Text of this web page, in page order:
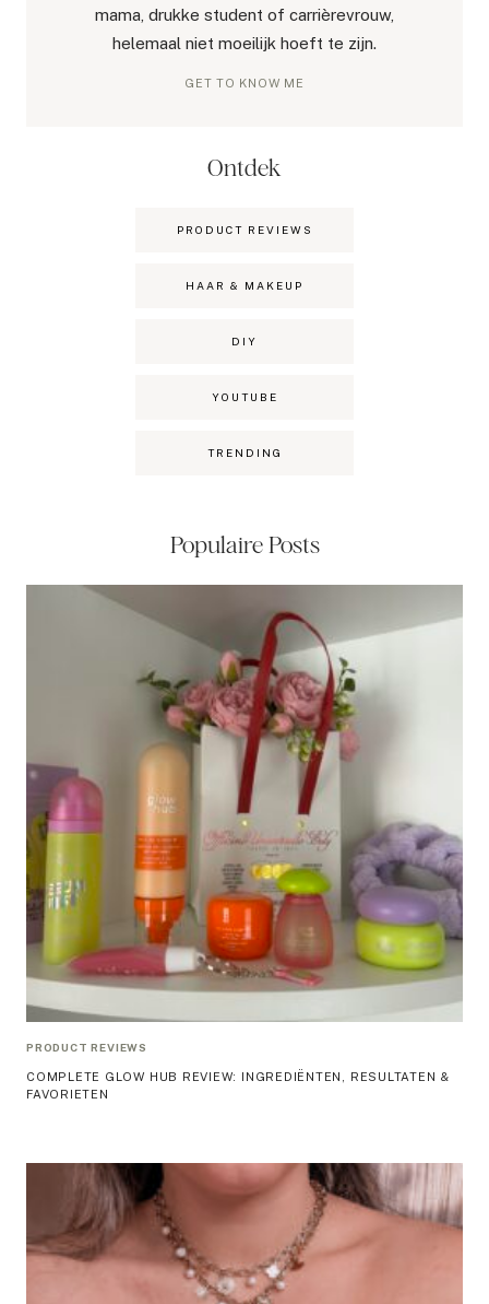
mama, drukke student of carrièrevrouw,
helemaal niet moeilijk hoeft te zijn.
GET TO KNOW ME
Ontdek
PRODUCT REVIEWS
HAAR & MAKEUP
DIY
YOUTUBE
TRENDING
Populaire Posts
PRODUCT REVIEWS
COMPLETE GLOW HUB REVIEW: INGREDIËNTEN, RESULTATEN &
FAVORIETEN